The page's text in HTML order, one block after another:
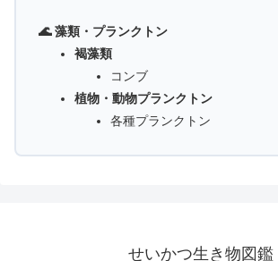
🌊 藻類・プランクトン
褐藻類
コンブ
植物・動物プランクトン
各種プランクトン
せいかつ生き物図鑑